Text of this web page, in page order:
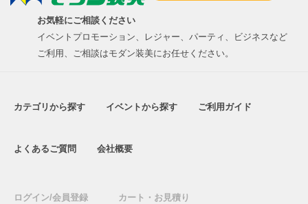
お気軽にご相談ください
イベントプロモーション、レジャー、パーティ、ビジネスなど
ご利用、ご相談はモダン装美にお任せください。
カテゴリから探す イベントから探す ご利用ガイド
よくあるご質問 会社概要
ログイン/会員登録 カート・お見積り